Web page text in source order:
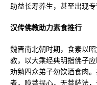
助益长寿养生，甚至出现专
汉传佛教助力素食推行
魏晋南北朝时期，食素以
教，以大乘经典明指佛子
劝勉四众弟子勿饮酒食肉
者，障菩提心，无菩萨法